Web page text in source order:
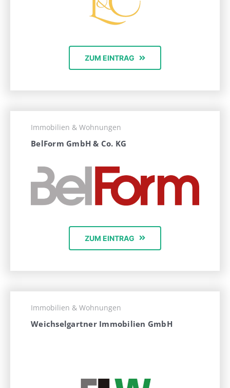
ZUM EINTRAG
Immobilien & Wohnungen
BelForm GmbH & Co. KG
ZUM EINTRAG
Immobilien & Wohnungen
Weichselgartner Immobilien GmbH